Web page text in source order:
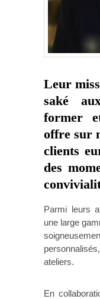
Leur
saké
former
offre sur
clients
des
Parmi leurs
une large
ateliers.
En